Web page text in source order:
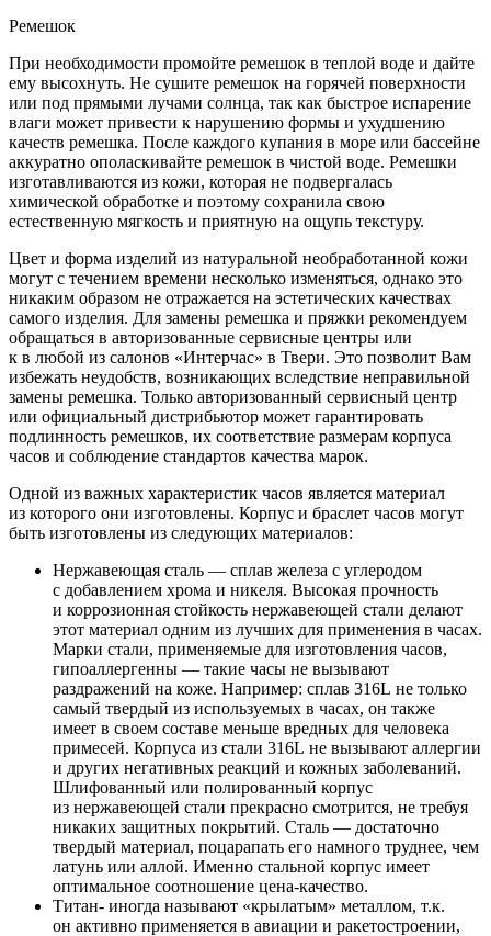
Ремешок
При необходимости промойте ремешок в теплой воде и дайте
ему высохнуть. Не сушите ремешок на горячей поверхности
или под прямыми лучами солнца, так как быстрое испарение
влаги может привести к нарушению формы и ухудшению
качеств ремешка. После каждого купания в море или бассейне
аккуратно ополаскивайте ремешок в чистой воде. Ремешки
изготавливаются из кожи, которая не подвергалась
химической обработке и поэтому сохранила свою
естественную мягкость и приятную на ощупь текстуру.
Цвет и форма изделий из натуральной необработанной кожи
могут с течением времени несколько изменяться, однако это
никаким образом не отражается на эстетических качествах
самого изделия. Для замены ремешка и пряжки рекомендуем
обращаться в авторизованные сервисные центры или
к в любой из салонов «Интерчас» в Твери. Это позволит Вам
избежать неудобств, возникающих вследствие неправильной
замены ремешка. Только авторизованный сервисный центр
или официальный дистрибьютор может гарантировать
подлинность ремешков, их соответствие размерам корпуса
часов и соблюдение стандартов качества марок.
Одной из важных характеристик часов является материал
из которого они изготовлены. Корпус и браслет часов могут
быть изготовлены из следующих материалов:
Нержавеющая сталь — сплав железа с углеродом
с добавлением хрома и никеля. Высокая прочность
и коррозионная стойкость нержавеющей стали делают
этот материал одним из лучших для применения в часах.
Марки стали, применяемые для изготовления часов,
гипоаллергенны — такие часы не вызывают
раздражений на коже. Например: сплав 316L не только
самый твердый из используемых в часах, он также
имеет в своем составе меньше вредных для человека
примесей. Корпуса из стали 316L не вызывают аллергии
и других негативных реакций и кожных заболеваний.
Шлифованный или полированный корпус
из нержавеющей стали прекрасно смотрится, не требуя
никаких защитных покрытий. Сталь — достаточно
твердый материал, поцарапать его намного труднее, чем
латунь или аллой. Именно стальной корпус имеет
оптимальное соотношение цена-качество.
Титан- иногда называют «крылатым» металлом, т.к.
он активно применяется в авиации и ракетостроении,